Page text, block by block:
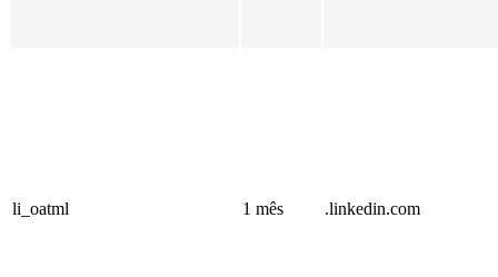
li_oatml 1 mês .linkedin.com